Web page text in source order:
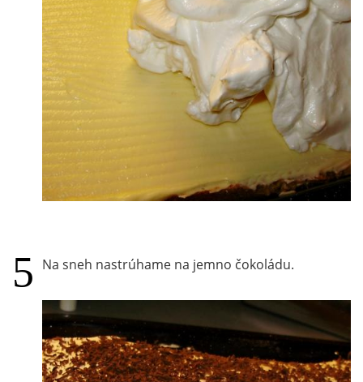
Na sneh nastrúhame na jemno čokoládu.